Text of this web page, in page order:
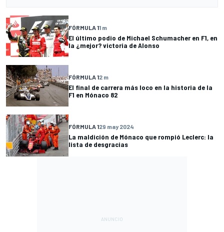
FÓRMULA 11 m
El último podio de Michael Schumacher en F1, en
la ¿mejor? victoria de Alonso
FÓRMULA 12 m
El final de carrera más loco en la historia de la
F1 en Mónaco 82
FÓRMULA 129 may 2024
La maldición de Mónaco que rompió Leclerc: la
lista de desgracias